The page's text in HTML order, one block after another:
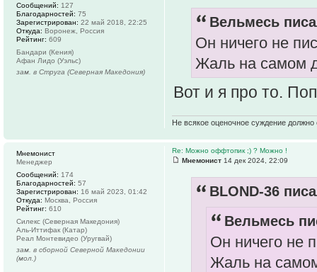
Вельмесь
Он ничего не
Жаль на самом
Вот и я про то.
Не всякое оценочное суждение
Сообщений: 127
Благодарностей: 75
Зарегистрирован: 22 май 2018, 22:25
Откуда: Воронеж, Россия
Рейтинг: 609
Бандари (Кения)
Афан Лидо (Уэльс)
зам. в Струга (Северная Македония)
Re: Можно оффтопик ;) ? Можно !
Мнемонист 14 дек 2024, 22:09
BLOND-36
Вельмесь
Он ничего не
Жаль на
Мнемонист
Менеджер
Сообщений: 174
Благодарностей: 57
Зарегистрирован: 16 май 2023, 01:42
Откуда: Москва, Россия
Рейтинг: 610
Силекс (Северная Македония)
Аль-Иттифак (Катар)
Реал Монтевидео (Уругвай)
зам. в сборной Северной Македонии
(мол.)